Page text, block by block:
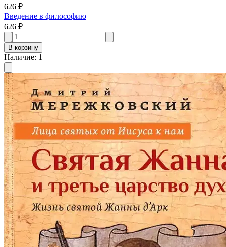
626 ₽
Введение в философию
626 ₽
В корзину
Наличие: 1